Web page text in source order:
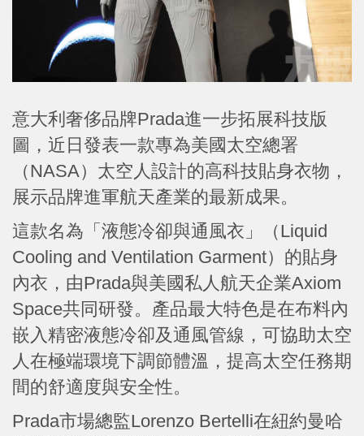
意大利奢侈品牌Prada進一步拓展科技版
圖，近日發表一款專為美國太空總署
（NASA）太空人設計的高科技貼身衣物，
展示品牌進軍航天產業的最新成果。
這款名為「液態冷卻與通風衣」（Liquid
Cooling and Ventilation Garment）的貼身
內衣，由Prada與美國私人航天企業Axiom
Space共同研發。產品最大特色是在布料內
嵌入精密液態冷卻及通風管線，可協助太空
人在極端環境下調節體溫，提高太空任務期
間的舒適度與安全性。
Prada市場總監Lorenzo Bertelli在紐約曼哈